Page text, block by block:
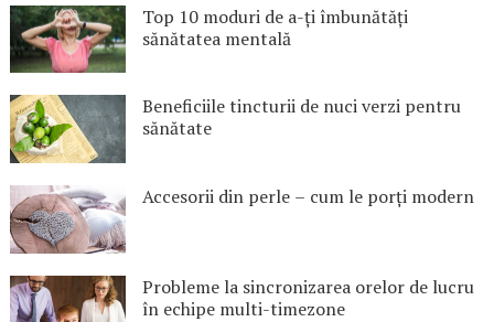
Top 10 moduri de a-ți îmbunătăți
sănătatea mentală
Beneficiile tincturii de nuci verzi pentru
sănătate
Accesorii din perle – cum le porți modern
Probleme la sincronizarea orelor de lucru
în echipe multi-timezone